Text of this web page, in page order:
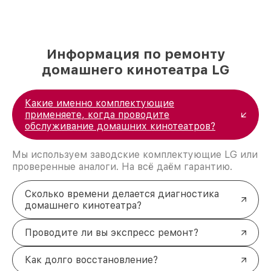
Информация по ремонту
домашнего кинотеатра LG
Какие именно комплектующие
применяете, когда проводите
обслуживание домашних кинотеатров?
Мы используем заводские комплектующие LG или
проверенные аналоги. На всё даём гарантию.
Сколько времени делается диагностика
домашнего кинотеатра?
Проводите ли вы экспресс ремонт?
Как долго восстановление?